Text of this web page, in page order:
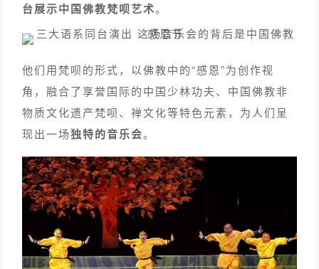
台展示中国佛教梵呗艺术。
他们用梵呗的形式，以佛教中的“感恩”为创作视
角，融合了享誉国际的中国少林功夫、中国佛教非
物质文化遗产梵呗、禅文化等特色元素，为人们呈
现出一场独特的音乐会。